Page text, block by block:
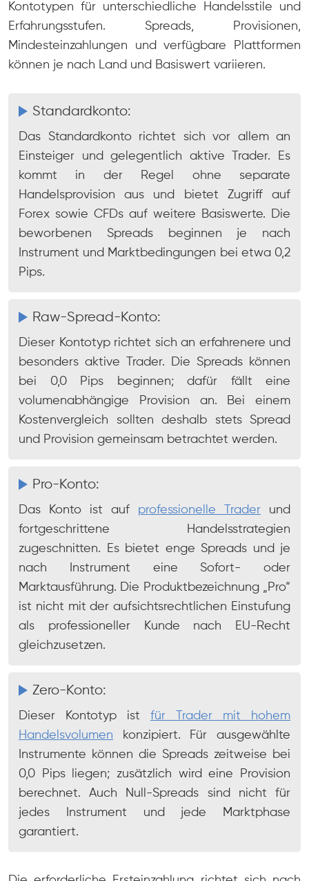
Kontotypen für unterschiedliche Handelsstile und
Erfahrungsstufen. Spreads, Provisionen,
Mindesteinzahlungen und verfügbare Plattformen
können je nach Land und Basiswert variieren.
Standardkonto:
Das Standardkonto richtet sich vor allem an
Einsteiger und gelegentlich aktive Trader. Es
kommt in der Regel ohne separate
Handelsprovision aus und bietet Zugriff auf
Forex sowie CFDs auf weitere Basiswerte. Die
beworbenen Spreads beginnen je nach
Instrument und Marktbedingungen bei etwa 0,2
Pips.
Raw-Spread-Konto:
Dieser Kontotyp richtet sich an erfahrenere und
besonders aktive Trader. Die Spreads können
bei 0,0 Pips beginnen; dafür fällt eine
volumenabhängige Provision an. Bei einem
Kostenvergleich sollten deshalb stets Spread
und Provision gemeinsam betrachtet werden.
Pro-Konto:
Das Konto ist auf professionelle Trader und
fortgeschrittene Handelsstrategien
zugeschnitten. Es bietet enge Spreads und je
nach Instrument eine Sofort- oder
Marktausführung. Die Produktbezeichnung „Pro“
ist nicht mit der aufsichtsrechtlichen Einstufung
als professioneller Kunde nach EU-Recht
gleichzusetzen.
Zero-Konto:
Dieser Kontotyp ist für Trader mit hohem
Handelsvolumen konzipiert. Für ausgewählte
Instrumente können die Spreads zeitweise bei
0,0 Pips liegen; zusätzlich wird eine Provision
berechnet. Auch Null-Spreads sind nicht für
jedes Instrument und jede Marktphase
garantiert.